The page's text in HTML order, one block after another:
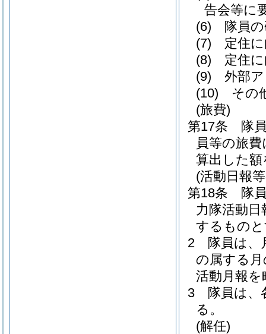
告会等に
(6)
隊員
(7)
定住
(8)
定住
(9)
外部
(10)
その
(旅費)
第17条
隊
員等の旅
算出した
(活動日報
第18条
隊
力隊活動
するもの
2
隊員は、
の属する
活動月報
3
隊員は、
る。
(解任)